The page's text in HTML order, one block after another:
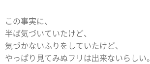
この事実に、
半ば気づいていたけど、
気づかないふりをしていたけど、
やっぱり見てみぬフリは出来ないらしい。